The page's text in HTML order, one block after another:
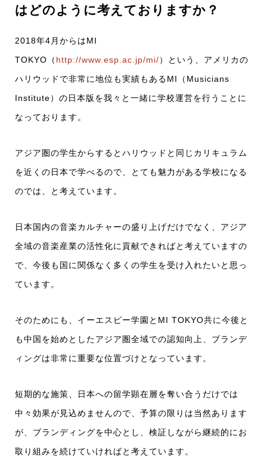
はどのように考えておりますか？
2018年4月からはMI
TOKYO（ http://www.esp.ac.jp/mi/）という、アメリカの
ハリウッドで非常に地位も実績もあるMI（Musicians
Institute）の日本版を我々と一緒に学校運営を行うことに
なっております。
アジア圏の学生からするとハリウッドと同じカリキュラム
を近くの日本で学べるので、とても魅力がある学校になる
のでは、と考えています。
日本国内の音楽カルチャーの盛り上げだけでなく、アジア
全域の音楽産業の活性化に貢献できればと考えていますの
で、今後も国に関係なく多くの学生を受け入れたいと思っ
ています。
そのためにも、イーエスピー学園とMI TOKYO共に今後と
も中国を始めとしたアジア圏全域での認知向上、ブランデ
ィングは非常に重要な位置づけとなっています。
短期的な施策、日本への留学顕在層を奪い合うだけでは
中々効果が見込めませんので、予算の限りは当然あります
が、ブランディングを中心とし、検証しながら継続的にお
取り組みを続けていければと考えています。